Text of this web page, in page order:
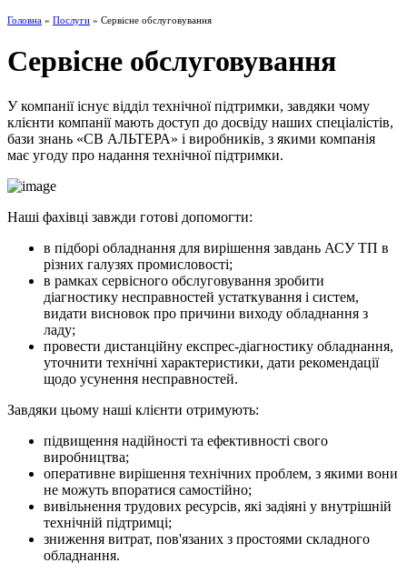
Головна » Послуги » Сервісне обслуговування
Сервісне обслуговування
У компанії існує відділ технічної підтримки, завдяки чому
клієнти компанії мають доступ до досвіду наших спеціалістів,
бази знань «СВ АЛЬТЕРА» і виробників, з якими компанія
має угоду про надання технічної підтримки.
Наші фахівці завжди готові допомогти:
в підборі обладнання для вирішення завдань АСУ ТП в
різних галузях промисловості;
в рамках сервісного обслуговування зробити
діагностику несправностей устаткування і систем,
видати висновок про причини виходу обладнання з
ладу;
провести дистанційну експрес-діагностику обладнання,
уточнити технічні характеристики, дати рекомендації
щодо усунення несправностей.
Завдяки цьому наші клієнти отримують:
підвищення надійності та ефективності свого
виробництва;
оперативне вирішення технічних проблем, з якими вони
не можуть впоратися самостійно;
вивільнення трудових ресурсів, які задіяні у внутрішній
технічній підтримці;
зниження витрат, пов'язаних з простоями складного
обладнання.